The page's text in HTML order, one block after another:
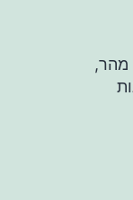
מהר,